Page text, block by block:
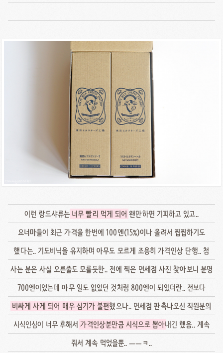
이런 랑드샤류는 너무 빨리 먹게 되어 왠만하면 기피하고 있고..
요너마들이 최근 가격을 한번에 100엔(15%)이나 올려서 찝찝하기도
했다는.. 기도비닉을 유지하며 아무도 모르게 조용히 가격인상 단행.. 첨
사는 분은 사실 오른줄도 모를듯한.. 전에 찍은 면세점 사진 찾아보니 분명
700엔이었는데 아무 일도 없었던 것처럼 800엔이 되었더란.. 전보다
비싸게 사게 되어 매우 심기가 불편했으나.. 면세점 판촉나오신 직원분의
시식인심이 너무 후해서가격인상분만큼 시식으로 뽑아내긴 했음.. 계속
줘서 계속 먹었을뿐.. ㅡㅡㅋ..